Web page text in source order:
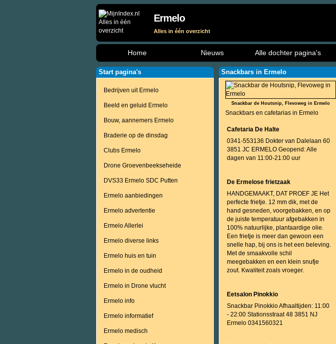
Ermelo
Alles in één overzicht
Home Nieuws Alle dochter pagina's
Start pagina's
Bedrijven uit Ermelo
Beeld en geluid Ermelo
Bouw, aannemers Ermelo
Braderie op de dinsdag
Clubs Ermelo
Drone Groevenbeekseheide
DVS33 Ermelo SDC Putten
Ermelo aanbiedingen
Ermelo advertentie
Ermelo Allerlei
Ermelo diverse links
Ermelo huis en tuin
Ermelo in de oudheid
Ermelo in Drone vlucht
Ermelo info
Ermelo informatief
Ermelo medisch
Snackbars in Ermelo
Snackbar de Houtsnip, Flevoweg in Ermelo
Snackbars en cafetarias in Ermelo
Cafetaria De Halte
0341-553136 Dokter van Dalelaan 60
3851 JC ERMELO Geopend: Alle
dagen van 11:00-21:00 uur
De Ermelose frietzaak
HANDGEMAAKT, DAT PROEF JE Het
perfecte frietje. 12 mm dik, met de
hand gesneden, voorgebakken, en op
de juiste temperatuur afgebakken in
100% natuurlijke, plantaardige olie.
Een frietje is meer dan gewoon een
snelle hap, bij ons is het een beleving.
Met de smaakvolle schil
meegebakken en een klein snufje
zout. Kwaliteit zoals vroeger.
Eetsalon Pinokkio
Snackbar Pinokkio Afhaaltijden: 11:00
- 22:00 Stationsstraat 48 3851 NJ
Ermelo 0341560321